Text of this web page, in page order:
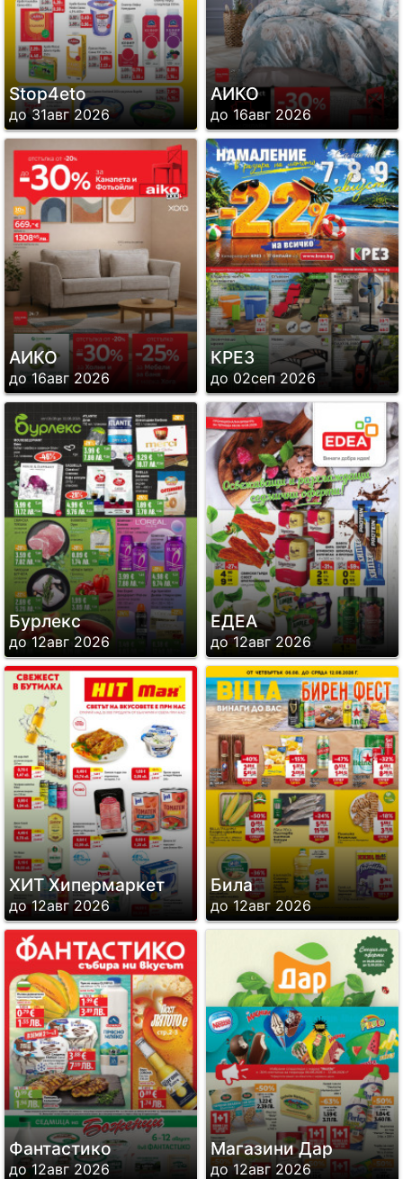
Stop4eto
до 31авг 2026
АИКО
до 16авг 2026
АИКО
до 16авг 2026
КРЕЗ
до 02сеп 2026
Бурлекс
до 12авг 2026
ЕДЕА
до 12авг 2026
ХИТ Хипермаркет
до 12авг 2026
Била
до 12авг 2026
Фантастико
до 12авг 2026
Магазини Дар
до 12авг 2026